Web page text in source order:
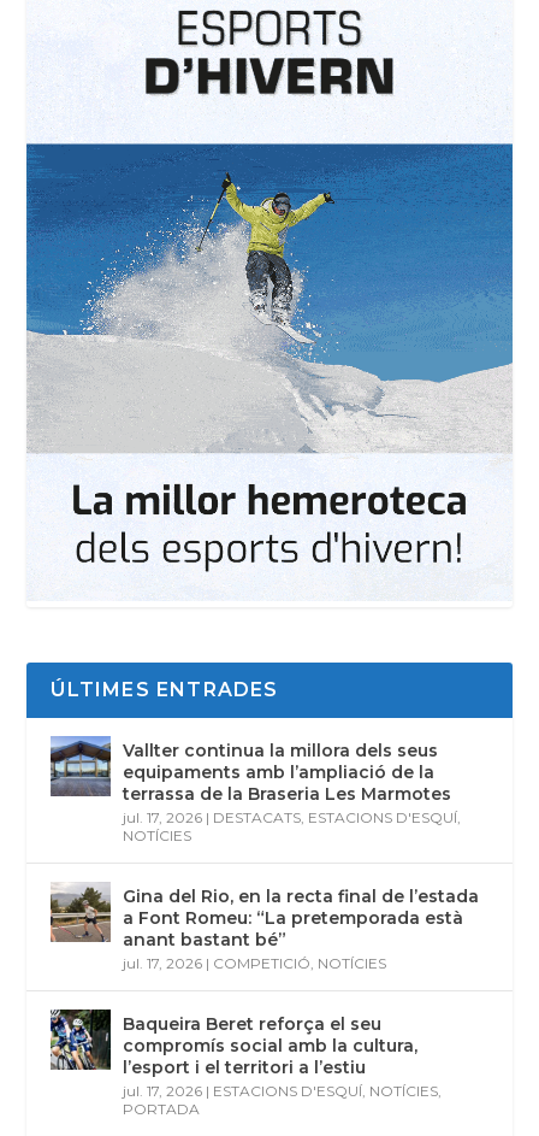
ÚLTIMES ENTRADES
Vallter continua la millora dels seus
equipaments amb l’ampliació de la
terrassa de la Braseria Les Marmotes
jul. 17, 2026 | DESTACATS, ESTACIONS D'ESQUÍ,
NOTÍCIES
Gina del Rio, en la recta final de l’estada
a Font Romeu: “La pretemporada està
anant bastant bé”
jul. 17, 2026 | COMPETICIÓ, NOTÍCIES
Baqueira Beret reforça el seu
compromís social amb la cultura,
l’esport i el territori a l’estiu
jul. 17, 2026 | ESTACIONS D'ESQUÍ, NOTÍCIES,
PORTADA